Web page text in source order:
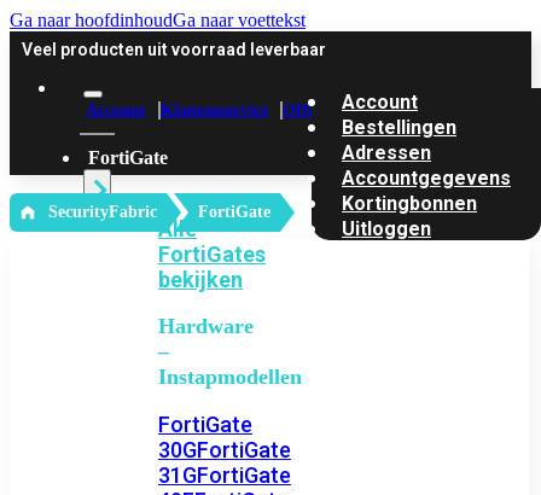
Ga naar hoofdinhoudGa naar voettekst
Veel producten uit voorraad leverbaar
Account Klantenservice Offerte
FortiGate
Alle
FortiGates
bekijken
Hardware
–
Instapmodellen
FortiGate
30GFortiGate
31GFortiGate
Account
Bestellingen
Adressen
Accountgegevens
Kortingbonnen
Uitloggen
‎ SecurityFabric FortiGate